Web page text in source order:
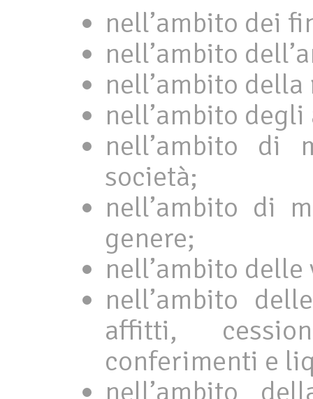
nell’ambito dei
nell’ambito
nell’ambito
nell’ambito
nell’ambito di
società;
nell’ambito di
genere;
nell’ambito
nell’ambito
affitti,
conferimenti e
nell’ambito